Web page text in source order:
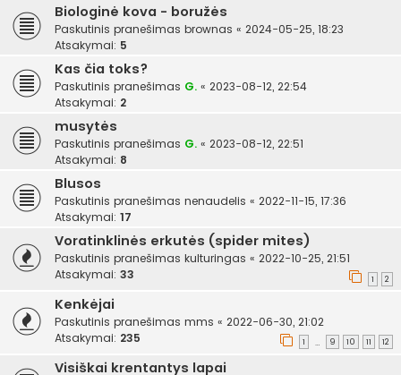
Biologinė kova - boružės
Paskutinis pranešimas brownas « 2024-05-25, 18:23
Atsakymai: 5
Kas čia toks?
Paskutinis pranešimas G. « 2023-08-12, 22:54
Atsakymai: 2
musytės
Paskutinis pranešimas G. « 2023-08-12, 22:51
Atsakymai: 8
Blusos
Paskutinis pranešimas nenaudelis « 2022-11-15, 17:36
Atsakymai: 17
Voratinklinės erkutės (spider mites)
Paskutinis pranešimas kulturingas « 2022-10-25, 21:51
Atsakymai: 33 1 2
Kenkėjai
Paskutinis pranešimas mms « 2022-06-30, 21:02
Atsakymai: 235 1 … 9 10 11 12
Visiškai krentantys lapai